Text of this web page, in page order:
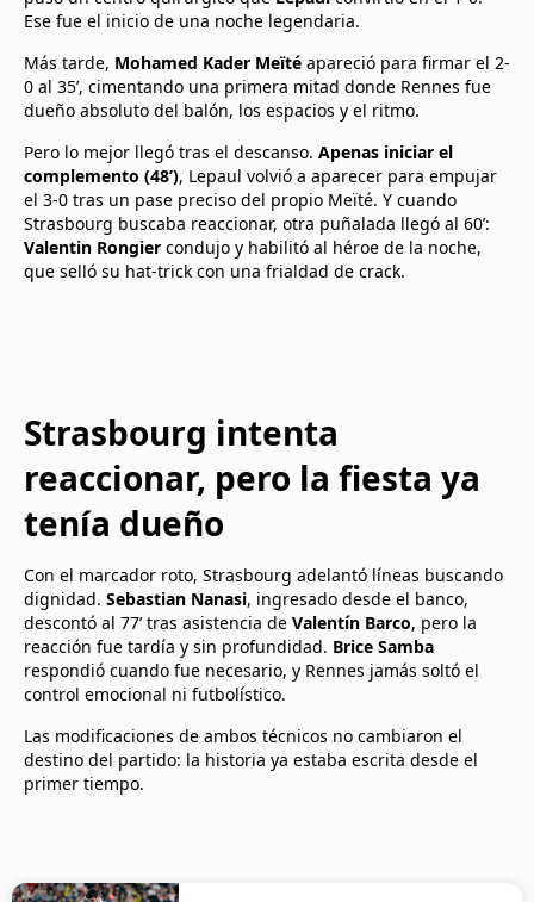
Ese fue el inicio de una noche legendaria.
Más tarde, Mohamed Kader Meïté apareció para firmar el 2-
0 al 35’, cimentando una primera mitad donde Rennes fue
dueño absoluto del balón, los espacios y el ritmo.
Pero lo mejor llegó tras el descanso. Apenas iniciar el
complemento (48’), Lepaul volvió a aparecer para empujar
el 3-0 tras un pase preciso del propio Meïté. Y cuando
Strasbourg buscaba reaccionar, otra puñalada llegó al 60’:
Valentin Rongier condujo y habilitó al héroe de la noche,
que selló su hat-trick con una frialdad de crack.
Strasbourg intenta
reaccionar, pero la fiesta ya
tenía dueño
Con el marcador roto, Strasbourg adelantó líneas buscando
dignidad. Sebastian Nanasi, ingresado desde el banco,
descontó al 77’ tras asistencia de Valentín Barco, pero la
reacción fue tardía y sin profundidad. Brice Samba
respondió cuando fue necesario, y Rennes jamás soltó el
control emocional ni futbolístico.
Las modificaciones de ambos técnicos no cambiaron el
destino del partido: la historia ya estaba escrita desde el
primer tiempo.